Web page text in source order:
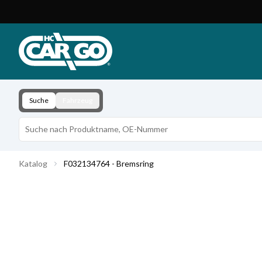
Download
Kontakt
Suche
Katalog F032134764 - Bremsring